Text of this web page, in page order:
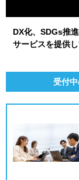
DX化、SDGs推
サービスを提供し
受付